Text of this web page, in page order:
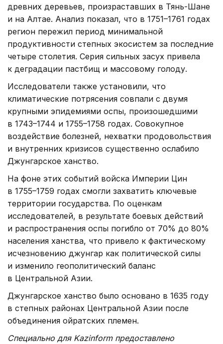
древних деревьев, произраставших в Тянь-Шане
и на Алтае. Анализ показал, что в 1751–1761 годах
регион пережил период минимальной
продуктивности степных экосистем за последние
четыре столетия. Серия сильных засух привела
к деградации пастбищ и массовому голоду.
Исследователи также установили, что
климатические потрясения совпали с двумя
крупными эпидемиями оспы, произошедшими
в 1743–1744 и 1755–1758 годах. Совокупное
воздействие болезней, нехватки продовольствия
и внутренних кризисов существенно ослабило
Джунгарское ханство.
На фоне этих событий войска Империи Цин
в 1755–1759 годах смогли захватить ключевые
территории государства. По оценкам
исследователей, в результате боевых действий
и распространения оспы погибло от 70% до 80%
населения ханства, что привело к фактическому
исчезновению джунгар как политической силы
и изменило геополитический баланс
в Центральной Азии.
Джунгарское ханство было основано в 1635 году
в степных районах Центральной Азии после
объединения ойратских племен.
Специально для Kazinform предоставлено